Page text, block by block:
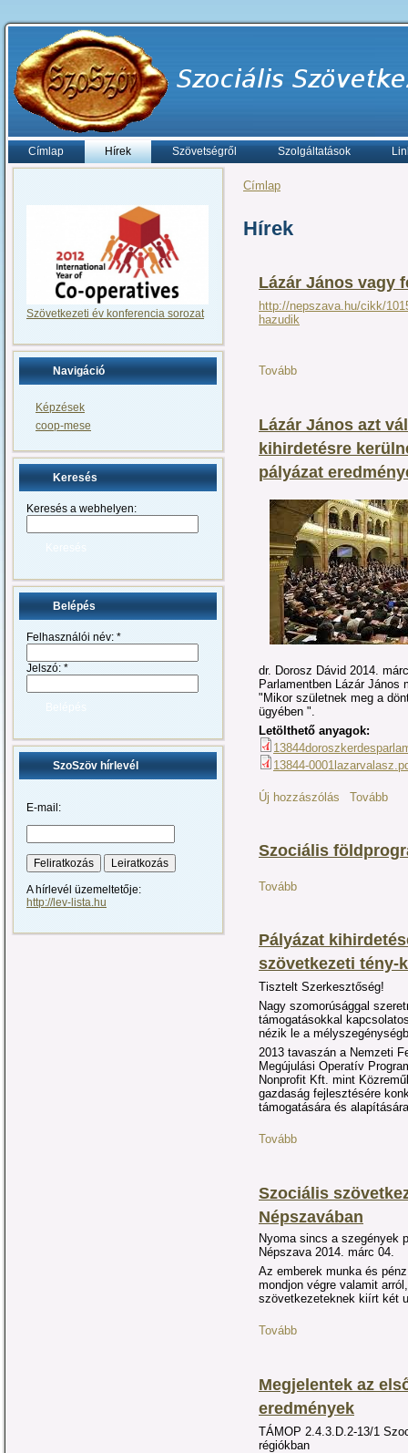
Címlap Hírek Szövetségről Szolgáltatások
Szövetkezeti év konferencia sorozat
Navigáció
Képzések
coop-mese
Keresés
Keresés a webhelyen:
Belépés
Felhasználói név: *
Jelszó: *
SzoSzöv hírlevél
E-mail:
A hírlevél üzemeltetője:
http://lev-lista.hu
Címlap
Hírek
Lázár János vagy
http://nepszava.hu/cikk/
hazudik
Tovább
Lázár János azt
kihirdetésre
pályázat
dr. Dorosz Dávid 2014.
Parlamentben Lázár János
"Mikor születnek meg a
ügyében ".
Letölthető anyagok:
13844-
Új hozzászólás Tovább
Szociális
Tovább
Pályázat
szövetkezeti tény-
Tisztelt Szerkesztőség!
Nagy szomorúsággal
támogatásokkal
nézik le a
2013 tavaszán a Nemzeti
Megújulási Operatív
Nonprofit Kft. mint
gazdaság fejlesztésére
támogatására és
Tovább
Szociális
Népszavában
Nyoma sincs a szegények
Népszava 2014. márc 04.
Az emberek munka és
mondjon végre valamit
szövetkezeteknek kiírt két
Tovább
Megjelentek az
eredmények
TÁMOP 2.4.3.D.2-13/1
régiókban